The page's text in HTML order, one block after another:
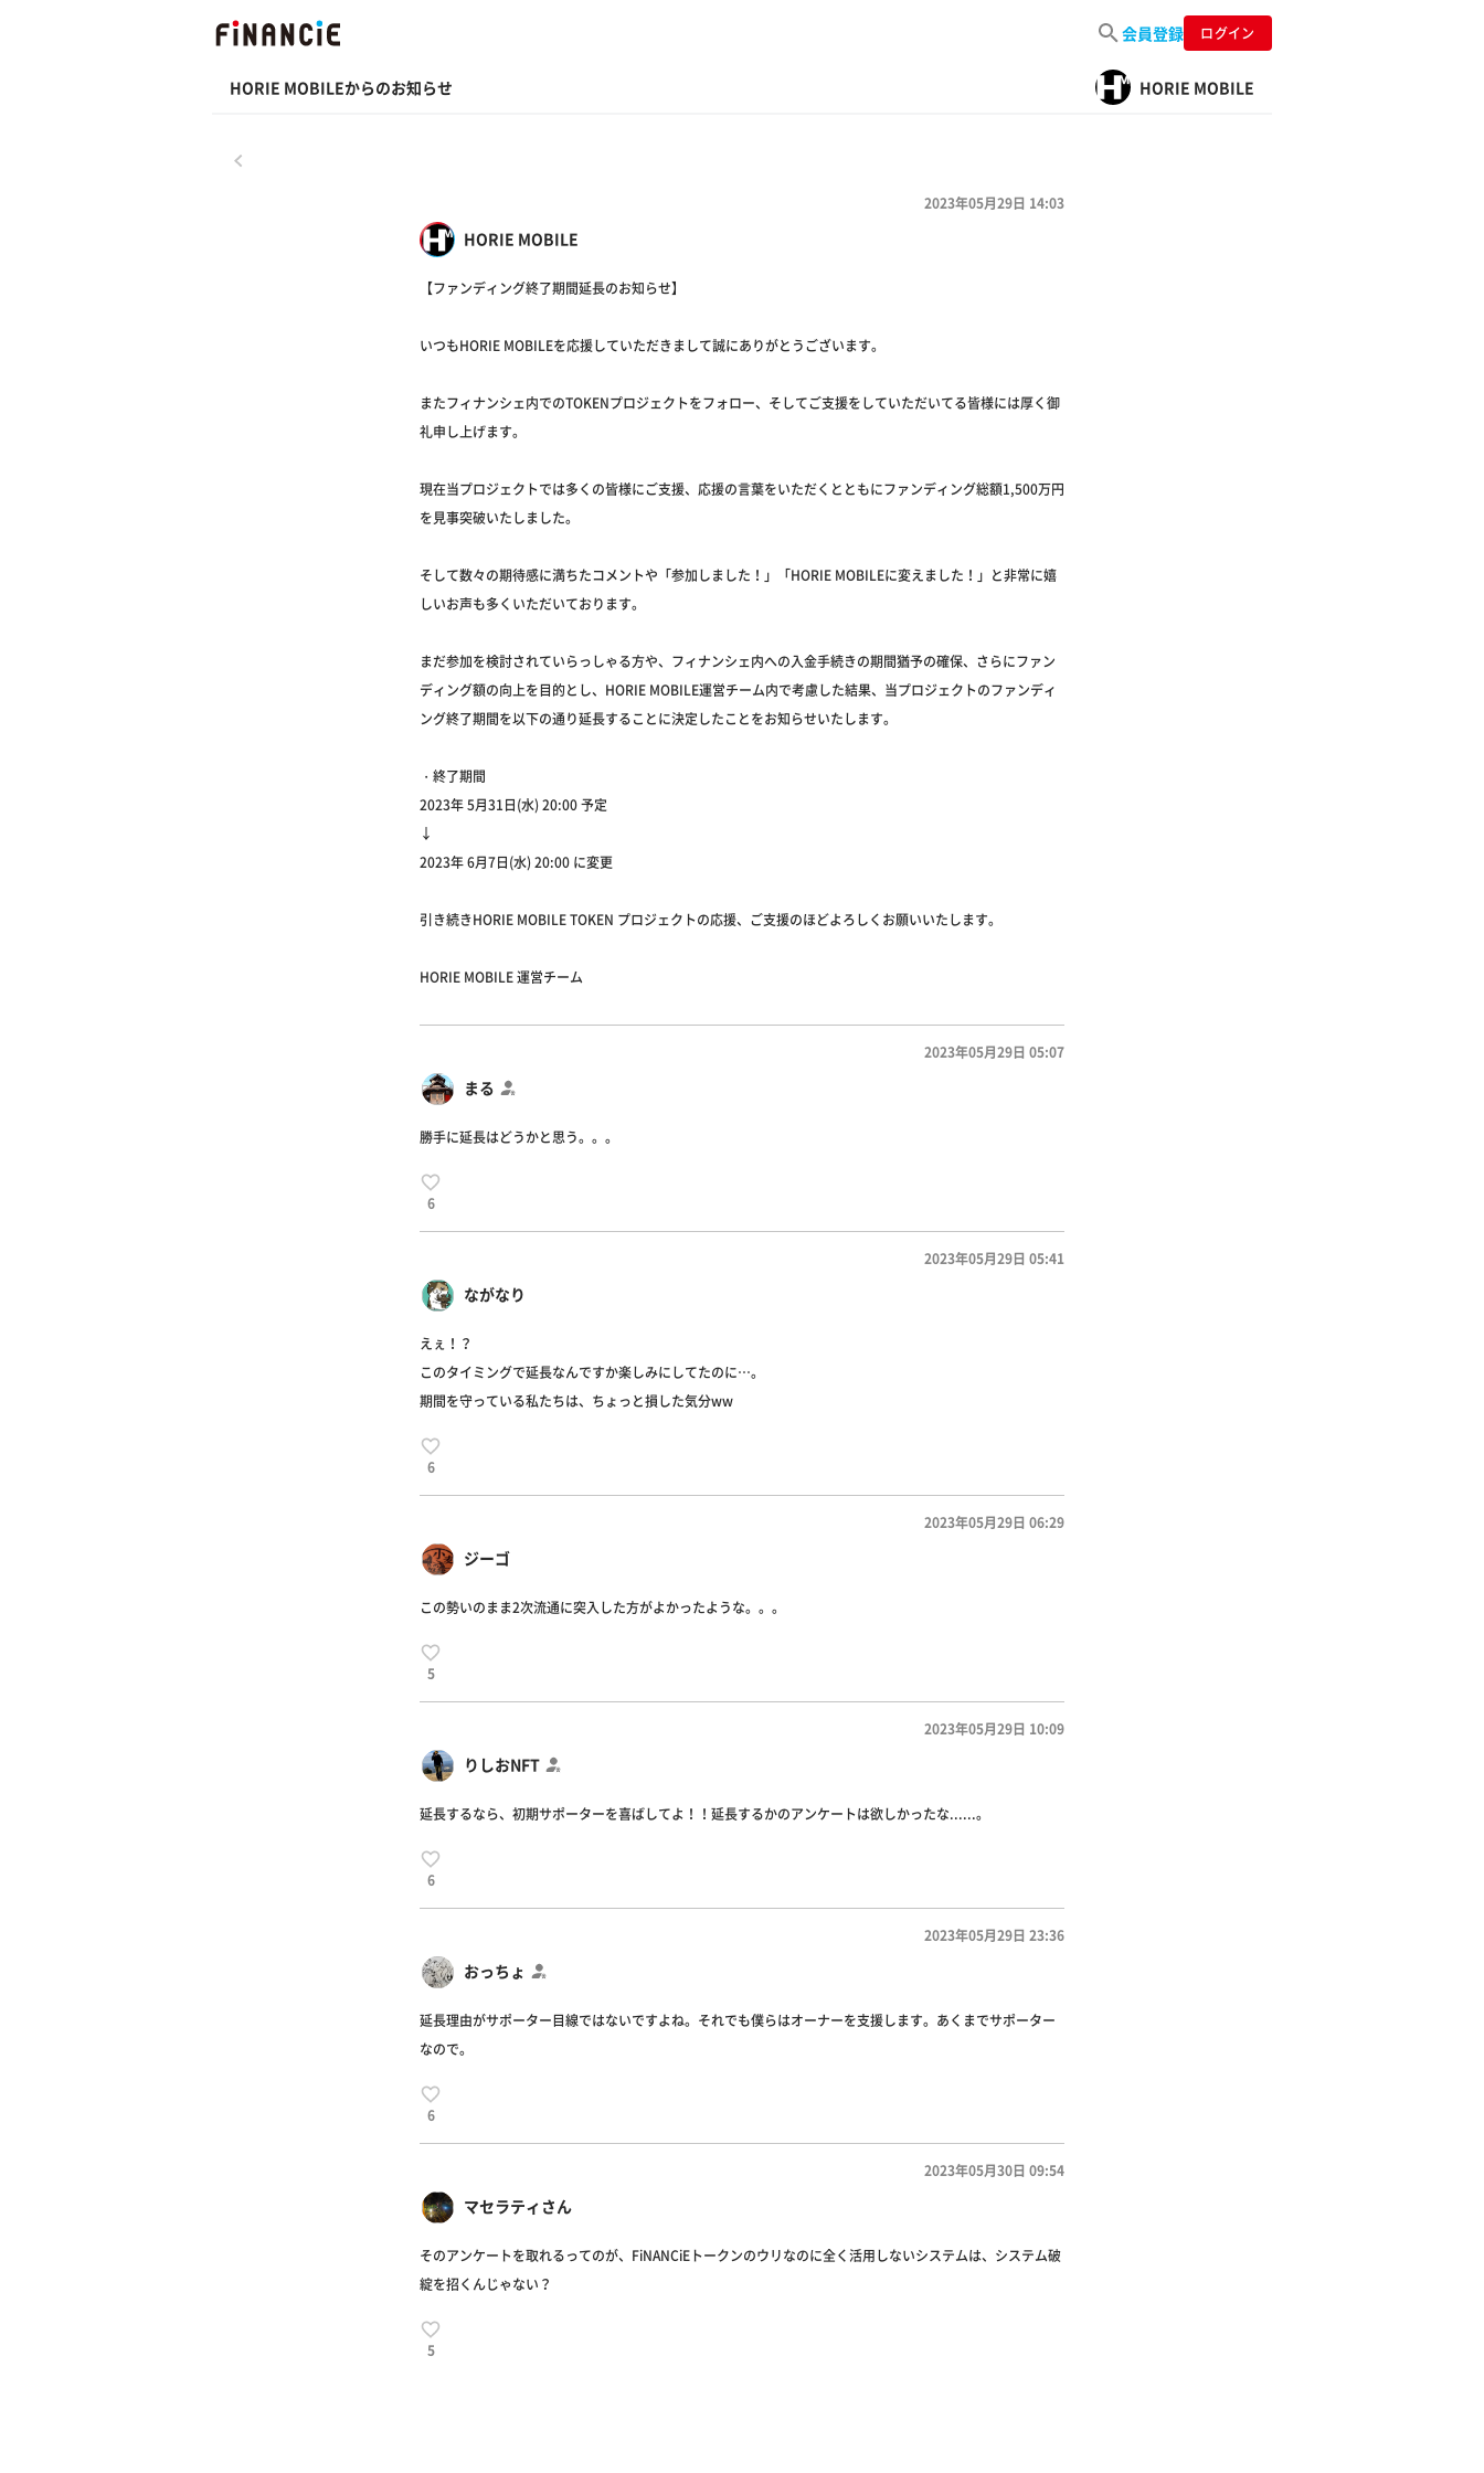
会員登録 ログイン
HORIE MOBILEからのお知らせ HORIE MOBILE
HORIE MOBILE
2023年05月29日 14:03
【ファンディング終了期間延長のお知らせ】
いつもHORIE MOBILEを応援していただきまして誠にありがとうございます。
またフィナンシェ内でのTOKENプロジェクトをフォロー、そしてご支援をしていただいてる皆様には厚く御
礼申し上げます。
現在当プロジェクトでは多くの皆様にご支援、応援の言葉をいただくとともにファンディング総額1,500万円
を見事突破いたしました。
そして数々の期待感に満ちたコメントや「参加しました！」「HORIE MOBILEに変えました！」と非常に嬉
しいお声も多くいただいております。
まだ参加を検討されていらっしゃる方や、フィナンシェ内への入金手続きの期間猶予の確保、さらにファン
ディング額の向上を目的とし、HORIE MOBILE運営チーム内で考慮した結果、当プロジェクトのファンディ
ング終了期間を以下の通り延長することに決定したことをお知らせいたします。
・終了期間
2023年 5月31日(水) 20:00 予定
↓
2023年 6月7日(水) 20:00 に変更
引き続きHORIE MOBILE TOKEN プロジェクトの応援、ご支援のほどよろしくお願いいたします。
HORIE MOBILE 運営チーム
まる
2023年05月29日 05:07
勝手に延長はどうかと思う。。。
6
ながなり
2023年05月29日 05:41
えぇ！？
このタイミングで延長なんですか楽しみにしてたのに…。
期間を守っている私たちは、ちょっと損した気分ww
6
ジーゴ
2023年05月29日 06:29
この勢いのまま2次流通に突入した方がよかったような。。。
5
りしおNFT
2023年05月29日 10:09
延長するなら、初期サポーターを喜ばしてよ！！延長するかのアンケートは欲しかったな......。
6
おっちょ
2023年05月29日 23:36
延長理由がサポーター目線ではないですよね。それでも僕らはオーナーを支援します。あくまでサポーター
なので。
6
マセラティさん
2023年05月30日 09:54
そのアンケートを取れるってのが、FiNANCiEトークンのウリなのに全く活用しないシステムは、システム破
綻を招くんじゃない？
5